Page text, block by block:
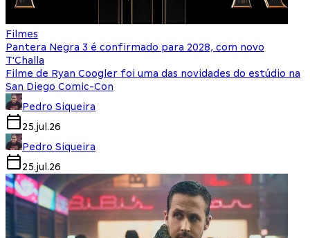
Filmes
Pantera Negra 3 é confirmado para 2028, com novo
T'Challa
Filme de Ryan Coogler foi uma das novidades do estúdio na
San Diego Comic-Con
Pedro Siqueira
25.jul.26
Pedro Siqueira
25.jul.26